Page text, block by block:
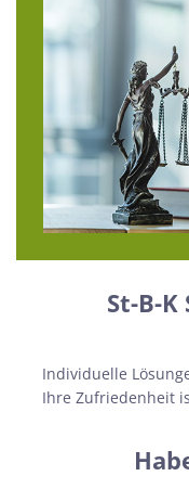
St-B-
Individuelle
Ihre Zufriedenheit